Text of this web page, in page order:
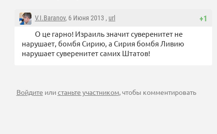
+1
V.I.Baranov, 6 Июня 2013 , url
О це гарно! Израиль значит суверенитет не
нарушает, бомбя Сирию, а Сирия бомбя Ливию
нарушает суверенитет самих Штатов!
Войдите илистаньте участником, чтобы комментировать